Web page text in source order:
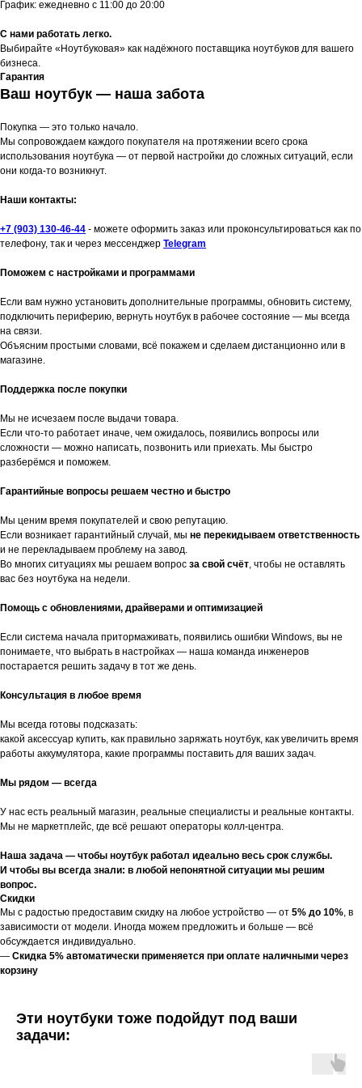
График: ежедневно с 11:00 до 20:00
С нами работать легко.
Выбирайте «Ноутбуковая» как надёжного поставщика ноутбуков для вашего
бизнеса.
Гарантия
Ваш ноутбук — наша забота
Покупка — это только начало.
Мы сопровождаем каждого покупателя на протяжении всего срока
использования ноутбука — от первой настройки до сложных ситуаций, если
они когда-то возникнут.
Наши контакты:
+7 (903) 130-46-44 - можете оформить заказ или проконсультироваться как по
телефону, так и через мессенджер Telegram
Поможем с настройками и программами
Если вам нужно установить дополнительные программы, обновить систему,
подключить периферию, вернуть ноутбук в рабочее состояние — мы всегда
на связи.
Объясним простыми словами, всё покажем и сделаем дистанционно или в
магазине.
Поддержка после покупки
Мы не исчезаем после выдачи товара.
Если что-то работает иначе, чем ожидалось, появились вопросы или
сложности — можно написать, позвонить или приехать. Мы быстро
разберёмся и поможем.
Гарантийные вопросы решаем честно и быстро
Мы ценим время покупателей и свою репутацию.
Если возникает гарантийный случай, мы не перекидываем ответственность
и не перекладываем проблему на завод.
Во многих ситуациях мы решаем вопрос за свой счёт, чтобы не оставлять
вас без ноутбука на недели.
Помощь с обновлениями, драйверами и оптимизацией
Если система начала притормаживать, появились ошибки Windows, вы не
понимаете, что выбрать в настройках — наша команда инженеров
постарается решить задачу в тот же день.
Консультация в любое время
Мы всегда готовы подсказать:
какой аксессуар купить, как правильно заряжать ноутбук, как увеличить время
работы аккумулятора, какие программы поставить для ваших задач.
Мы рядом — всегда
У нас есть реальный магазин, реальные специалисты и реальные контакты.
Мы не маркетплейс, где всё решают операторы колл-центра.
Наша задача — чтобы ноутбук работал идеально весь срок службы.
И чтобы вы всегда знали: в любой непонятной ситуации мы решим
вопрос.
Скидки
Мы с радостью предоставим скидку на любое устройство — от 5% до 10%, в
зависимости от модели. Иногда можем предложить и больше — всё
обсуждается индивидуально.
— Скидка 5% автоматически применяется при оплате наличными через
корзину
Эти ноутбуки тоже подойдут под ваши
задачи: